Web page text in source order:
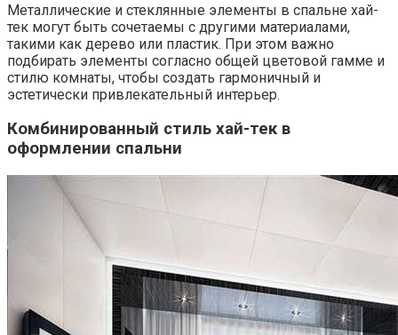
Металлические и стеклянные элементы в спальне хай-
тек могут быть сочетаемы с другими материалами,
такими как дерево или пластик. При этом важно
подбирать элементы согласно общей цветовой гамме и
стилю комнаты, чтобы создать гармоничный и
эстетически привлекательный интерьер.
Комбинированный стиль хай-тек в
оформлении спальни